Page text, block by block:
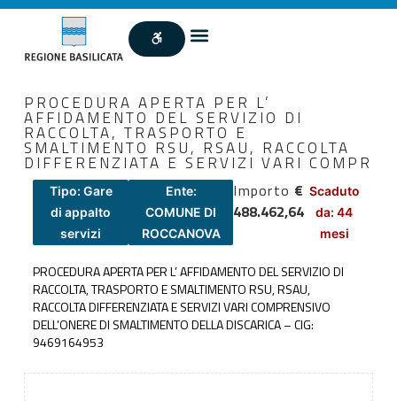
PROCEDURA APERTA PER L’
AFFIDAMENTO DEL SERVIZIO DI
RACCOLTA, TRASPORTO E
SMALTIMENTO RSU, RSAU, RACCOLTA
DIFFERENZIATA E SERVIZI VARI COMPR
Tipo: Gare
di appalto
servizi
Ente:
COMUNE DI
ROCCANOVA
Importo €
488.462,64
Scaduto
da: 44
mesi
PROCEDURA APERTA PER L’ AFFIDAMENTO DEL SERVIZIO DI
RACCOLTA, TRASPORTO E SMALTIMENTO RSU, RSAU,
RACCOLTA DIFFERENZIATA E SERVIZI VARI COMPRENSIVO
DELL’ONERE DI SMALTIMENTO DELLA DISCARICA – CIG:
9469164953